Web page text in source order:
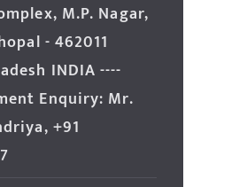
M.P. Nagar,
- 462011
INDIA ----
Enquiry: Mr.
+91